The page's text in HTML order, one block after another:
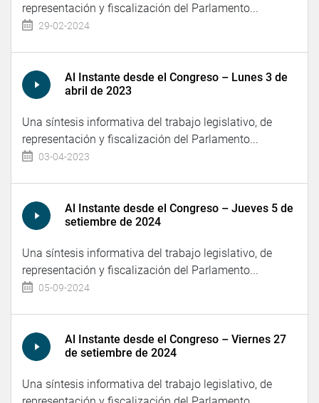
representación y fiscalización del Parlamento...
29-02-2024
Al Instante desde el Congreso – Lunes 3 de
abril de 2023
Una síntesis informativa del trabajo legislativo, de
representación y fiscalización del Parlamento...
03-04-2023
Al Instante desde el Congreso – Jueves 5 de
setiembre de 2024
Una síntesis informativa del trabajo legislativo, de
representación y fiscalización del Parlamento...
05-09-2024
Al Instante desde el Congreso – Viernes 27
de setiembre de 2024
Una síntesis informativa del trabajo legislativo, de